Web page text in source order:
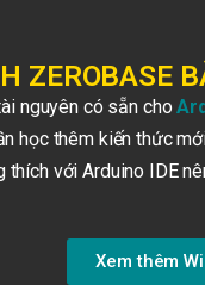
ZEROBASE
nguyên có sẵn cho
học thêm kiến thức
với Arduino IDE
Xem thêm